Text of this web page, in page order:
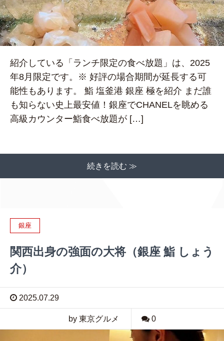
紹介している「ランチ限定の食べ放題」は、2025
年8月限定です。※ 好評の場合期間が延長する可
能性もあります。 鮨 塩釜港 銀座 極を紹介 まだ誰
も知らない史上最安値！銀座でCHANELを眺める
高級カウンター鮨食べ放題が […]
続きを読む ≫
銀座
関西出身の強面の大将（銀座 鮨 しょう
介）
2025.07.29
by 東京グルメ 0